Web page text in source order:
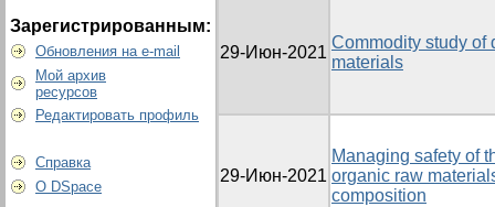
Зарегистрированным:
Обновления на e-mail
Мой архив
ресурсов
Редактировать профиль
Справка
О DSpace
29-Июн-2021
Commodity study of
materials
29-Июн-2021
Managing safety of
organic raw
composition